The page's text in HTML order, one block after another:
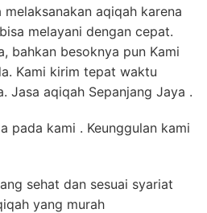
aqiqah karena
melayani dengan cepat.
bahkan besoknya pun Kami
Kami kirim tepat waktu
Jasa aqiqah Sepanjang Jaya .
pada kami . Keunggulan kami
sehat dan sesuai syariat
yang murah